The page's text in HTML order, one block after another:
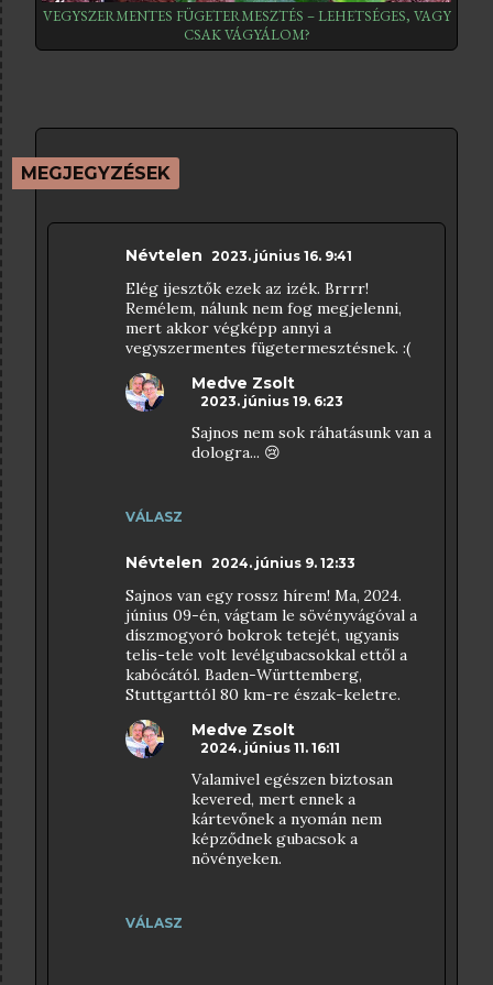
VEGYSZERMENTES FÜGETERMESZTÉS – LEHETSÉGES, VAGY
CSAK VÁGYÁLOM?
MEGJEGYZÉSEK
Névtelen 2023. június 16. 9:41
Elég ijesztők ezek az izék. Brrrr!
Remélem, nálunk nem fog megjelenni,
mert akkor végképp annyi a
vegyszermentes fügetermesztésnek. :(
VÁLASZ
Medve Zsolt
2023. június 19. 6:23
Sajnos nem sok ráhatásunk van a
dologra... 😢
Névtelen 2024. június 9. 12:33
Sajnos van egy rossz hírem! Ma, 2024.
június 09-én, vágtam le sövényvágóval a
díszmogyoró bokrok tetejét, ugyanis
telis-tele volt levélgubacsokkal ettől a
kabócától. Baden-Württemberg,
Stuttgarttól 80 km-re észak-keletre.
VÁLASZ
Medve Zsolt
2024. június 11. 16:11
Valamivel egészen biztosan
kevered, mert ennek a
kártevőnek a nyomán nem
képződnek gubacsok a
növényeken.